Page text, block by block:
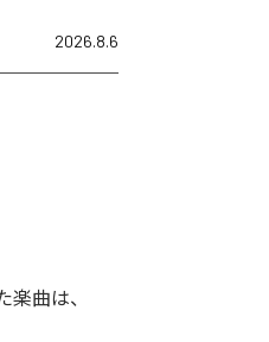
2026.8.6
曲は、